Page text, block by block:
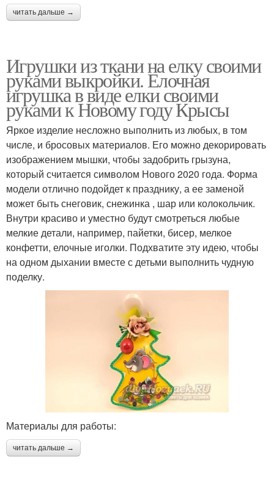
читать дальше →
Игрушки из ткани на елку своими
руками выкройки. Елочная
игрушка в виде елки своими
руками к Новому году Крысы
Яркое изделие несложно выполнить из любых, в том
числе, и бросовых материалов. Его можно декорировать
изображением мышки, чтобы задобрить грызуна,
который считается символом Нового 2020 года. Форма
модели отлично подойдет к празднику, а ее заменой
может быть снеговик, снежинка , шар или колокольчик.
Внутри красиво и уместно будут смотреться любые
мелкие детали, например, пайетки, бисер, мелкое
конфетти, елочные иголки. Подхватите эту идею, чтобы
на одном дыхании вместе с детьми выполнить чудную
поделку.
Материалы для работы:
читать дальше →